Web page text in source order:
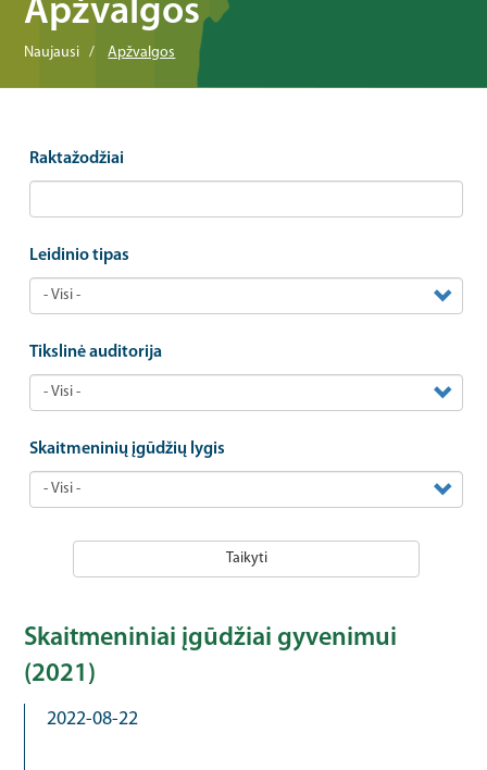
Apžvalgos
Naujausi Apžvalgos
Skaitmeniniai įgūdžiai gyvenimui
(2021)
2022-08-22
Raktažodžiai
Leidinio tipas
Tikslinė auditorija
Skaitmeninių įgūdžių lygis
Taikyti